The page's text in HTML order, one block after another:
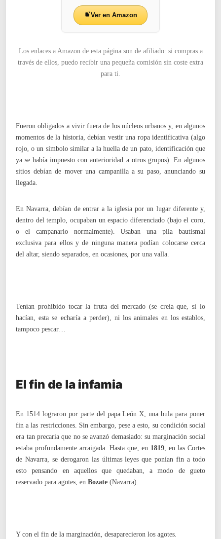
Ver en Amazon
Los enlaces a Amazon de esta página son de afiliado: si compras a
través de ellos, puedo recibir una pequeña comisión sin coste extra
para ti.
Fueron obligados a vivir fuera de los núcleos urbanos y, en algunos
momentos de la historia, debían vestir una ropa identificativa (algo
rojo, o un símbolo similar a la huella de un pato, identificación que
ya se había impuesto con anterioridad a otros grupos). En algunos
sitios debían de mover una campanilla a su paso, anunciando su
llegada.
En Navarra, debían de entrar a la iglesia por un lugar diferente y,
dentro del templo, ocupaban un espacio diferenciado (bajo el coro,
o el campanario normalmente). Usaban una pila bautismal
exclusiva para ellos y de ninguna manera podían colocarse cerca
del altar, siendo separados, en ocasiones, por una valla.
Tenían prohibido tocar la fruta del mercado (se creía que, si lo
hacían, esta se echaría a perder), ni los animales en los establos,
tampoco pescar…
El fin de la infamia
En 1514 lograron por parte del papa León X, una bula para poner
fin a las restricciones. Sin embargo, pese a esto, su condición social
era tan precaria que no se avanzó demasiado: su marginación social
estaba profundamente arraigada. Hasta que, en 1819, en las Cortes
de Navarra, se derogaron las últimas leyes que ponían fin a todo
esto pensando en aquellos que quedaban, a modo de gueto
reservado para agotes, enBozate(Navarra).
Y con el fin de la marginación, desaparecieron los agotes.